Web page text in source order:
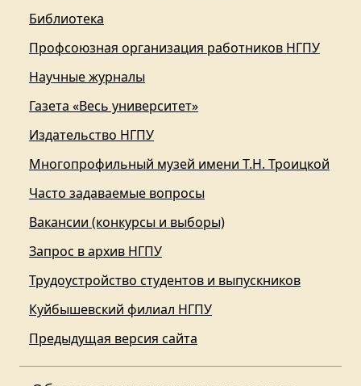
Библиотека
Профсоюзная организация работников НГПУ
Научные журналы
Газета «Весь университет»
Издательство НГПУ
Многопрофильный музей имени Т.Н. Троицкой
Часто задаваемые вопросы
Вакансии (конкурсы и выборы)
Запрос в архив НГПУ
Трудоустройство студентов и выпускников
Куйбышевский филиал НГПУ
Предыдущая версия сайта